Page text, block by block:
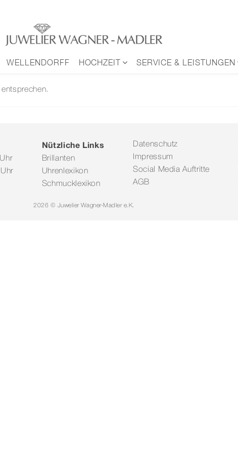
WELLENDORFF HOCHZEIT SERVICE & LEISTUNGEN
Nützliche Links
Brillanten
Uhrenlexikon
Schmucklexikon
Datenschutz
Impressum
Social Media Auftritte
AGB
2026 © Juwelier Wagner-Madler e.K.